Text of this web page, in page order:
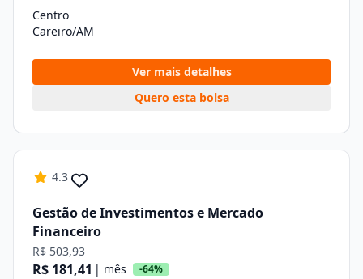
Centro
Careiro/AM
Ver mais detalhes
Quero esta bolsa
4.3
Gestão de Investimentos e Mercado
Financeiro
R$ 503,93
R$ 181,41 | mês -64%